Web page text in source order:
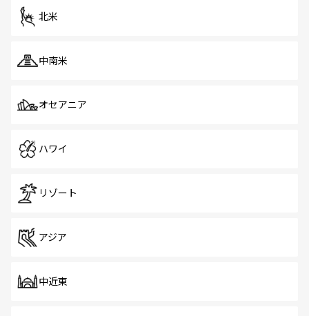
北米
中南米
オセアニア
ハワイ
リゾート
アジア
中近東